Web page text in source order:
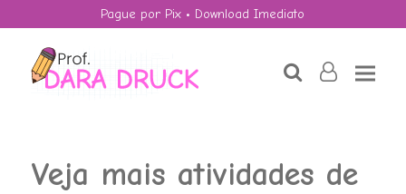
Pague por Pix • Download Imediato
searchuser-
Veja mais atividades de